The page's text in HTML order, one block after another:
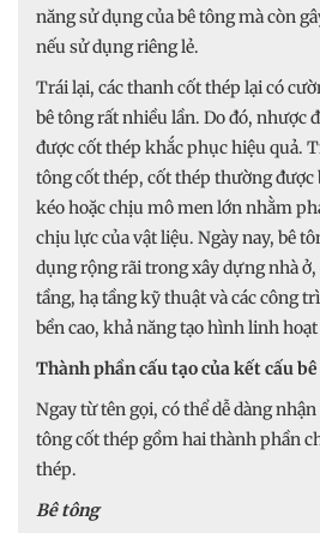
năng sử dụng của bê tông mà còn
nếu sử dụng riêng lẻ.
Trái lại, các thanh cốt thép lại có
bê tông rất nhiều lần. Do đó, nhược
được cốt thép khắc phục hiệu quả.
tông cốt thép, cốt thép thường được
kéo hoặc chịu mô men lớn nhằm
chịu lực của vật liệu. Ngày nay, bê
dụng rộng rãi trong xây dựng nhà ở,
tầng, hạ tầng kỹ thuật và các công
bền cao, khả năng tạo hình linh
Thành phần cấu tạo của kết cấu
Ngay từ tên gọi, có thể dễ dàng
tông cốt thép gồm hai thành phần
thép.
Bê tông